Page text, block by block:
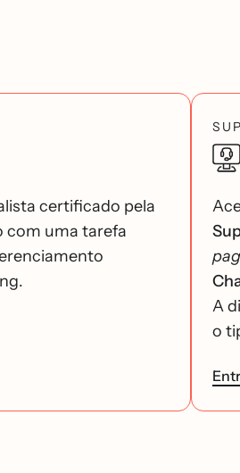
certificado pela
com uma tarefa
A
o